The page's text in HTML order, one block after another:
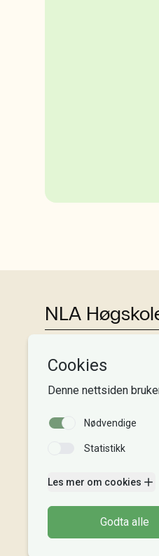
NLA
Tlf:+47 55 54 07
Send epost
Organisasjonsnr. 995
Kontonummer: 3000 48
Vipps: 20913
Faktura til NLA
Intranett